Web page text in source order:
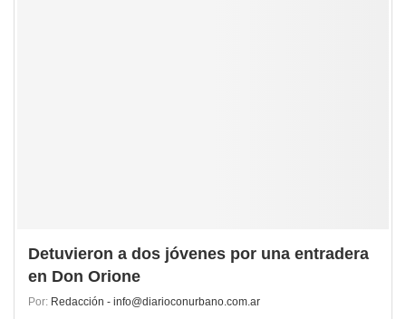
Detuvieron a dos jóvenes por una entradera
en Don Orione
Por: Redacción - info@diarioconurbano.com.ar